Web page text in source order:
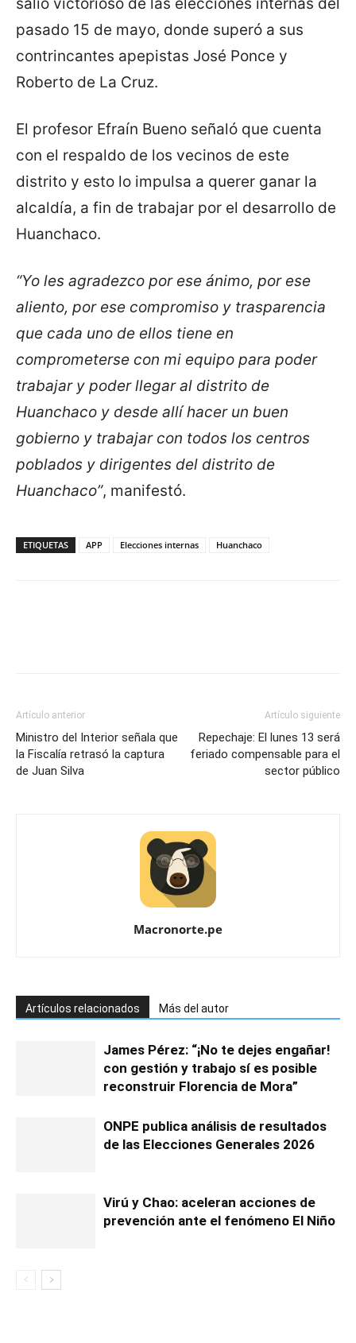
pasado 15 de mayo, donde superó a sus
contrincantes apepistas José Ponce y
Roberto de La Cruz.
El profesor Efraín Bueno señaló que cuenta
con el respaldo de los vecinos de este
distrito y esto lo impulsa a querer ganar la
alcaldía, a fin de trabajar por el desarrollo de
Huanchaco.
“Yo les agradezco por ese ánimo, por ese
aliento, por ese compromiso y trasparencia
que cada uno de ellos tiene en
comprometerse con mi equipo para poder
trabajar y poder llegar al distrito de
Huanchaco y desde allí hacer un buen
gobierno y trabajar con todos los centros
poblados y dirigentes del distrito de
Huanchaco”, manifestó.
ETIQUETAS APP Elecciones internas Huanchaco
Artículo anterior
Ministro del Interior señala que
la Fiscalía retrasó la captura
de Juan Silva
Artículo siguiente
Repechaje: El lunes 13 será
feriado compensable para el
sector público
Macronorte.pe
Artículos relacionados Más del autor
James Pérez: “¡No te dejes engañar!
con gestión y trabajo sí es posible
reconstruir Florencia de Mora”
ONPE publica análisis de resultados
de las Elecciones Generales 2026
Virú y Chao: aceleran acciones de
prevención ante el fenómeno El Niño